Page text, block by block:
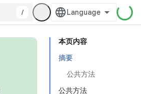
/
本页内容
摘要
公共方法
公共方法